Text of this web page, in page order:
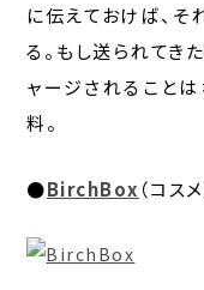
に伝えておけば、そ
る。もし送られてき
ャージされること
料。
●BirchBox （コスメ